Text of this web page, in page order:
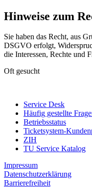
Hinweise zum
Sie haben das Recht, aus
DSGVO erfolgt,
die Interessen, Rechte und
Oft gesucht
Service Desk
Häufig gestellte
Betriebsstatus
Ticketsystem-
ZIH
TU Service Katalog
Impressum
Datenschutzerklärung
Barrierefreiheit